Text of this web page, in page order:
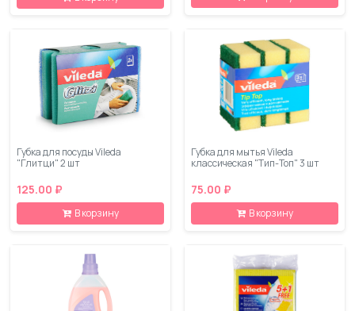
Губка для посуды Vileda
"Глитци" 2 шт
125.00 ₽
В корзину
Губка для мытья Vileda
классическая "Тип-Топ" 3 шт
75.00 ₽
В корзину